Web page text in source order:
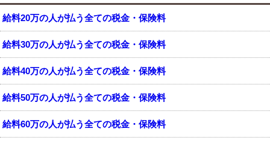
給料20万の人が払う全ての税金・保険料
給料30万の人が払う全ての税金・保険料
給料40万の人が払う全ての税金・保険料
給料50万の人が払う全ての税金・保険料
給料60万の人が払う全ての税金・保険料